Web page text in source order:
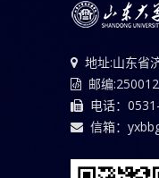
地址:山东省
邮编:250012
电话：
信箱：